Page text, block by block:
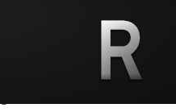
deines Lebenslaufs. Wenn
dich suchen, und findet
eine individuelle URL